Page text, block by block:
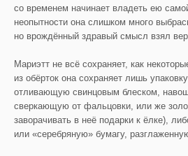
со временем начинает владеть ею
неопытности она слишком много
но врождённый здравый смысл взял
Мариэтт не всё сохраняет, как
из обёрток она сохраняет лишь
отливающую свинцовым блеском,
сверкающую от фальцовки, или же
заворачивать в неё подарки к ёлке),
или «серебряную» бумагу,